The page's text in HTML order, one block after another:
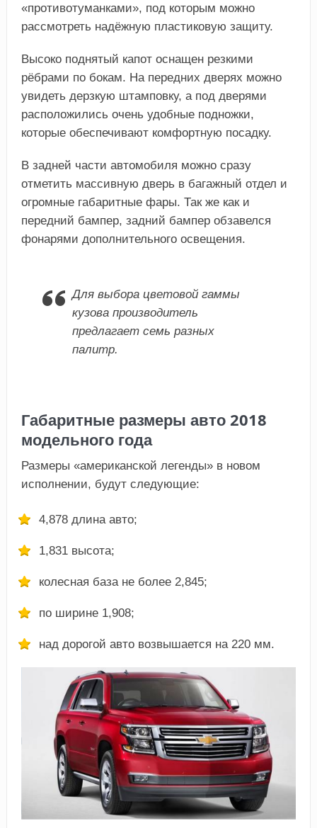
«противотуманками», под которым можно
рассмотреть надёжную пластиковую защиту.
Высоко поднятый капот оснащен резкими
рёбрами по бокам. На передних дверях можно
увидеть дерзкую штамповку, а под дверями
расположились очень удобные подножки,
которые обеспечивают комфортную посадку.
В задней части автомобиля можно сразу
отметить массивную дверь в багажный отдел и
огромные габаритные фары. Так же как и
передний бампер, задний бампер обзавелся
фонарями дополнительного освещения.
Для выбора цветовой гаммы
кузова производитель
предлагает семь разных
палитр.
Габаритные размеры авто 2018
модельного года
Размеры «американской легенды» в новом
исполнении, будут следующие:
4,878 длина авто;
1,831 высота;
колесная база не более 2,845;
по ширине 1,908;
над дорогой авто возвышается на 220 мм.